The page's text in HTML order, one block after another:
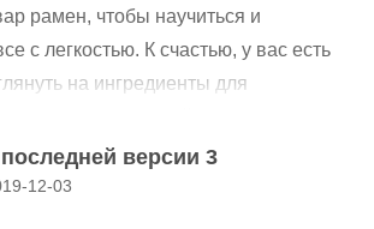
рамен, чтобы научиться и
с легкостью. К счастью, у вас есть
на ингредиенты для
правильно подобрать
ваши клиенты могут остаться
больше рамен вы сделаете, тем
версии 3
12-03